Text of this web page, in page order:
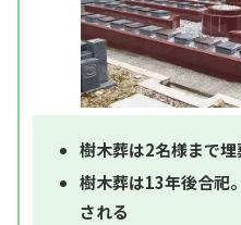
樹木葬は2名様まで
樹木葬は13年後合祀
される